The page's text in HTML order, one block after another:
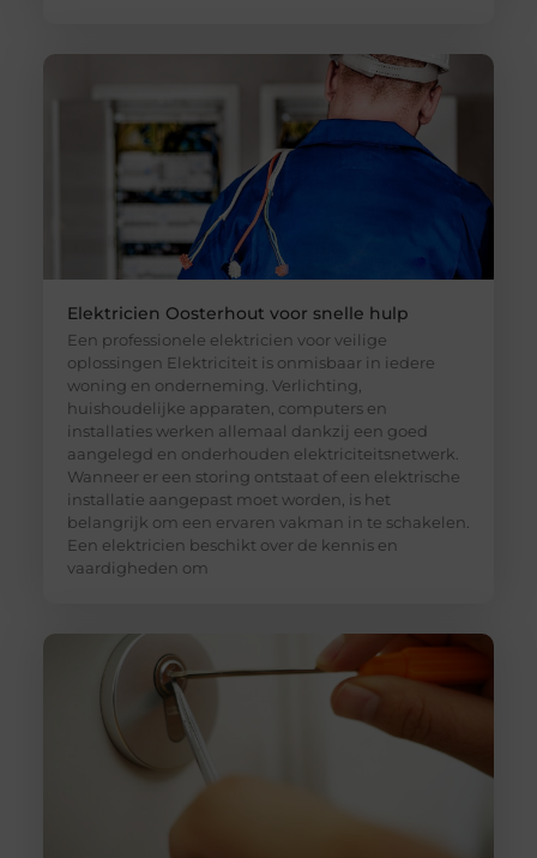
Elektricien Oosterhout voor snelle hulp
Een professionele elektricien voor veilige
oplossingen Elektriciteit is onmisbaar in iedere
woning en onderneming. Verlichting,
huishoudelijke apparaten, computers en
installaties werken allemaal dankzij een goed
aangelegd en onderhouden elektriciteitsnetwerk.
Wanneer er een storing ontstaat of een elektrische
installatie aangepast moet worden, is het
belangrijk om een ervaren vakman in te schakelen.
Een elektricien beschikt over de kennis en
vaardigheden om